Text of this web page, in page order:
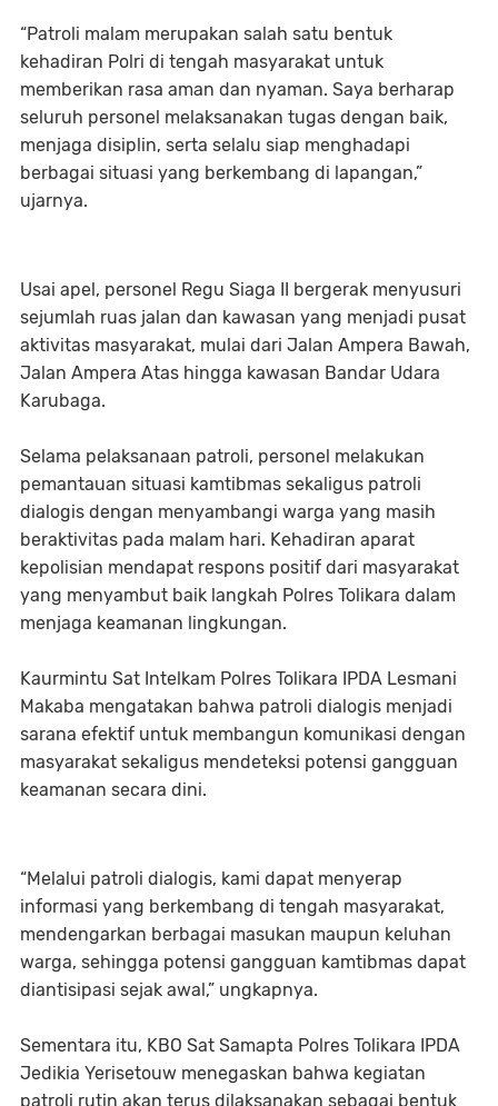
“Patroli malam merupakan salah satu bentuk
kehadiran Polri di tengah masyarakat untuk
memberikan rasa aman dan nyaman. Saya berharap
seluruh personel melaksanakan tugas dengan baik,
menjaga disiplin, serta selalu siap menghadapi
berbagai situasi yang berkembang di lapangan,”
ujarnya.
Usai apel, personel Regu Siaga II bergerak menyusuri
sejumlah ruas jalan dan kawasan yang menjadi pusat
aktivitas masyarakat, mulai dari Jalan Ampera Bawah,
Jalan Ampera Atas hingga kawasan Bandar Udara
Karubaga.
Selama pelaksanaan patroli, personel melakukan
pemantauan situasi kamtibmas sekaligus patroli
dialogis dengan menyambangi warga yang masih
beraktivitas pada malam hari. Kehadiran aparat
kepolisian mendapat respons positif dari masyarakat
yang menyambut baik langkah Polres Tolikara dalam
menjaga keamanan lingkungan.
Kaurmintu Sat Intelkam Polres Tolikara IPDA Lesmani
Makaba mengatakan bahwa patroli dialogis menjadi
sarana efektif untuk membangun komunikasi dengan
masyarakat sekaligus mendeteksi potensi gangguan
keamanan secara dini.
“Melalui patroli dialogis, kami dapat menyerap
informasi yang berkembang di tengah masyarakat,
mendengarkan berbagai masukan maupun keluhan
warga, sehingga potensi gangguan kamtibmas dapat
diantisipasi sejak awal,” ungkapnya.
Sementara itu, KBO Sat Samapta Polres Tolikara IPDA
Jedikia Yerisetouw menegaskan bahwa kegiatan
patroli rutin akan terus dilaksanakan sebagai bentuk